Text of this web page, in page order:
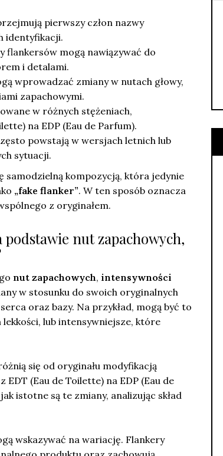
pierwszy człon nazwy
identyfikacji.
flankersów mogą nawiązywać do
i detalami.
wprowadzać zmiany w nutach głowy,
zapachowymi.
w różnych stężeniach,
na EDP (Eau de Parfum).
powstają w wersjach letnich lub
sytuacji.
samodzielną kompozycją, która jedynie
„fake flanker”. W ten sposób oznacza
z oryginałem.
nut zapachowych,
nut zapachowych, intensywności
w stosunku do swoich oryginalnych
oraz bazy. Na przykład, mogą być to
lub intensywniejsze, które
się od oryginału modyfikacją
(Eau de Toilette) na EDP (Eau de
istotne są te zmiany, analizując skład
wskazywać na wariację. Flankery